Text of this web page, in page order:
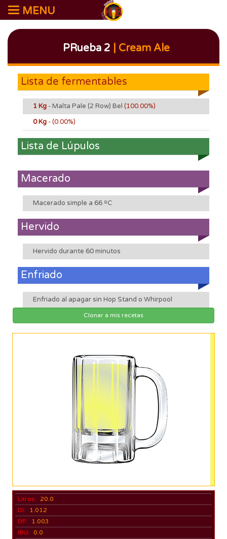
MENU
PRueba 2 | Cream Ale
Lista de fermentables
1 Kg - Malta Pale (2 Row) Bel (100.00%)
0 Kg -(0.00%)
Lista de Lúpulos
Macerado
Macerado simple a 66 ºC
Hervido
Hervido durante 60 minutos
Enfriado
Enfriado al apagar sin Hop Stand o Whirpool
Clonar a mis recetas
Litros:
20.0
DI:
1.012
DF:
1.003
IBU:
0.0